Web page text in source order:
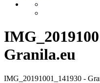
Granila.eu
IMG_20191001_141930 -